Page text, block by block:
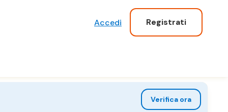
Accedi Registrati
Verifica ora